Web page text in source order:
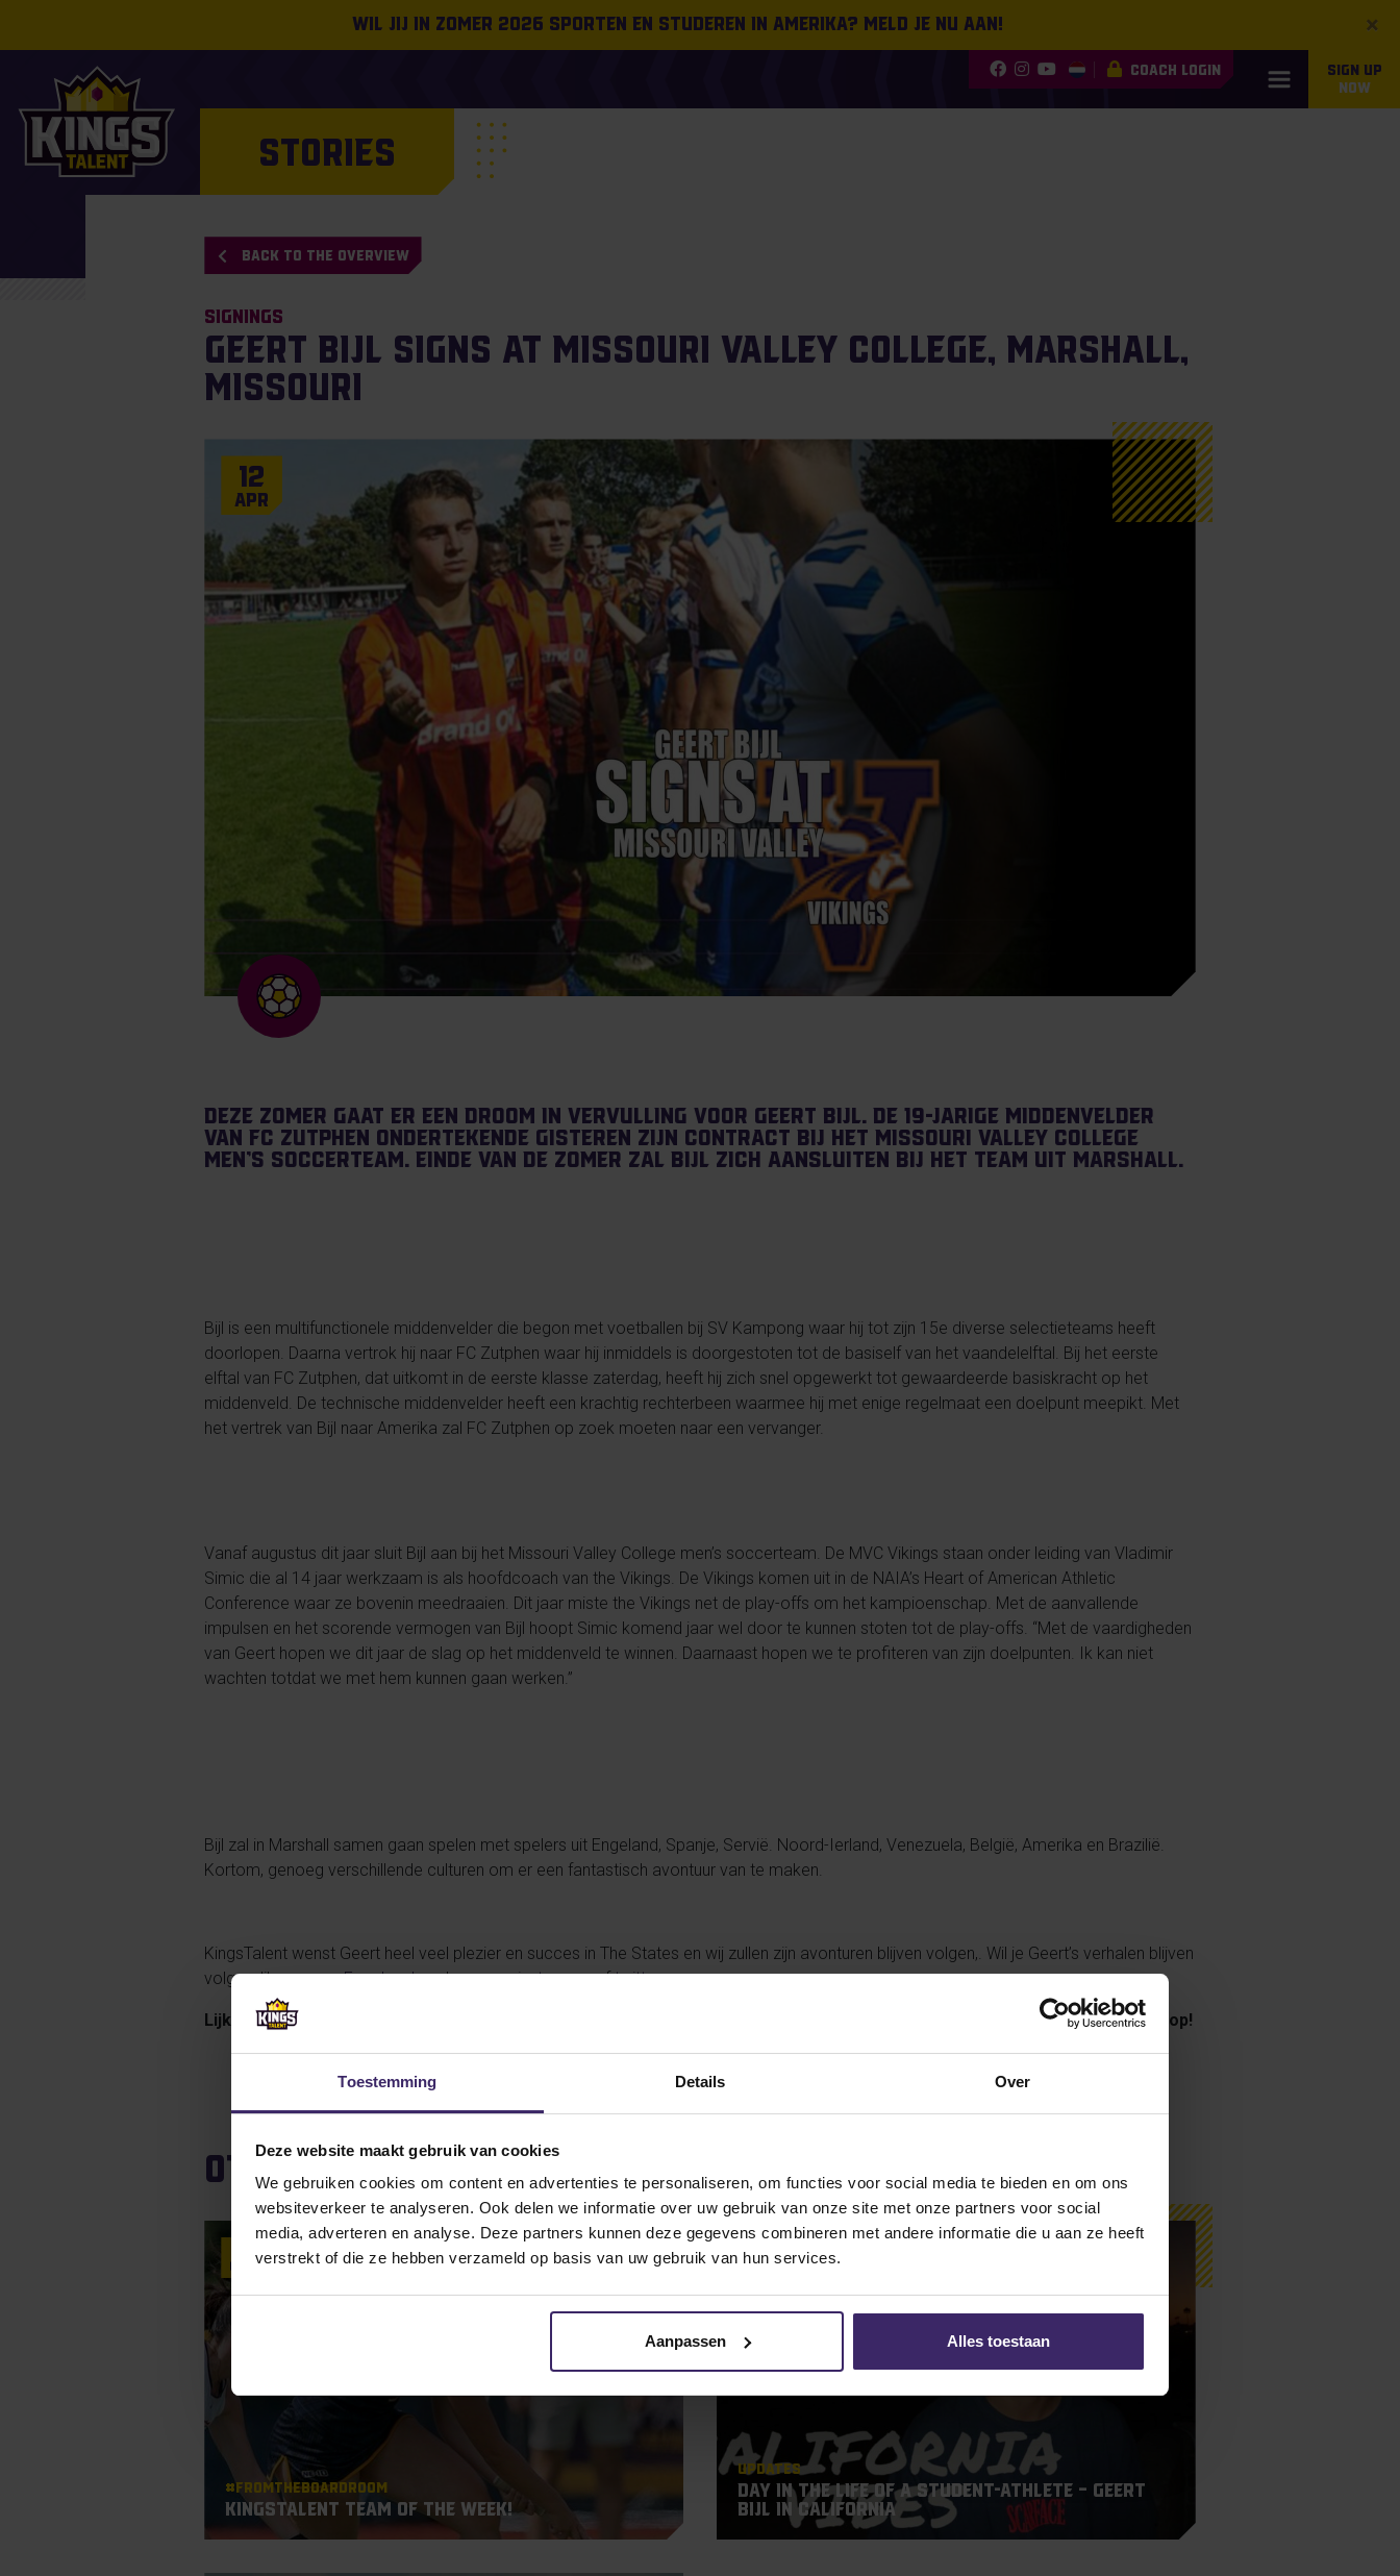
Toestemming Details Over
Deze website maakt gebruik van cookies
We gebruiken cookies om content en advertenties te personaliseren, om functies voor social media te bieden en om ons
websiteverkeer te analyseren. Ook delen we informatie over uw gebruik van onze site met onze partners voor social
media, adverteren en analyse. Deze partners kunnen deze gegevens combineren met andere informatie die u aan ze heeft
verstrekt of die ze hebben verzameld op basis van uw gebruik van hun services.
Aanpassen Alles toestaan
×
Wil jij in zomer 2026 sporten en studeren in Amerika? Meld je nu aan!
COACH LOGIN
SIGN UP
NOW
STORIES
BACK TO THE OVERVIEW
Signings
Geert Bijl signs at Missouri Valley College, Marshall,
Missouri
12
Apr
Deze zomer gaat er een droom in vervulling voor Geert Bijl. De 19-jarige middenvelder
van FC Zutphen ondertekende gisteren zijn contract bij het Missouri Valley College
men’s soccerteam. Einde van de zomer zal Bijl zich aansluiten bij het team uit Marshall.
Bijl is een multifunctionele middenvelder die begon met voetballen bij SV Kampong waar hij tot zijn 15e diverse selectieteams heeft
doorlopen. Daarna vertrok hij naar FC Zutphen waar hij inmiddels is doorgestoten tot de basiself van het vaandelelftal. Bij het eerste
elftal van FC Zutphen, dat uitkomt in de eerste klasse zaterdag, heeft hij zich snel opgewerkt tot gewaardeerde basiskracht op het
middenveld. De technische middenvelder heeft een krachtig rechterbeen waarmee hij met enige regelmaat een doelpunt meepikt. Met
het vertrek van Bijl naar Amerika zal FC Zutphen op zoek moeten naar een vervanger.
Vanaf augustus dit jaar sluit Bijl aan bij het Missouri Valley College men’s soccerteam. De MVC Vikings staan onder leiding van Vladimir
Simic die al 14 jaar werkzaam is als hoofdcoach van the Vikings. De Vikings komen uit in de NAIA’s Heart of American Athletic
Conference waar ze bovenin meedraaien. Dit jaar miste the Vikings net de play-offs om het kampioenschap. Met de aanvallende
impulsen en het scorende vermogen van Bijl hoopt Simic komend jaar wel door te kunnen stoten tot de play-offs. “Met de vaardigheden
van Geert hopen we dit jaar de slag op het middenveld te winnen. Daarnaast hopen we te profiteren van zijn doelpunten. Ik kan niet
wachten totdat we met hem kunnen gaan werken.”
Bijl zal in Marshall samen gaan spelen met spelers uit Engeland, Spanje, Servië. Noord-Ierland, Venezuela, België, Amerika en Brazilië.
Kortom, genoeg verschillende culturen om er een fantastisch avontuur van te maken.
KingsTalent wenst Geert heel veel plezier en succes in The States en wij zullen zijn avonturen blijven volgen,. Wil je Geert’s verhalen blijven
volgen; like ons opFacebook, volg ons opinstagramoftwitter.
Lijkt jou het ook leuk om in Amerika te sporten en studeren? Meld je vrijblijvend aan en wij nemen snel met je contact op!
Other articles from Geert Bijl
Oct
#Fromtheboardroom
KingsTalent Team of the Week!
13
Sep
Updates
Day in the Life of a Student-Athlete – Geert
Bijl in California